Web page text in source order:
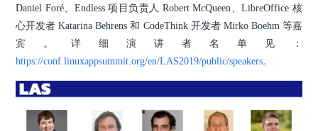
Daniel Foré、Endless 项目负责人 Robert McQueen、LibreOffice 核
心开发者 Katarina Behrens 和 CodeThink 开发者 Mirko Boehm 等嘉
宾。详细演讲者名单见：
https://conf.linuxappsummit.org/en/LAS2019/public/speakers。